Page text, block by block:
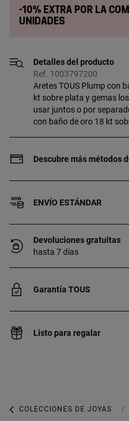
-10% extra por la
unidades
Detalles del producto
Ref. 1003797200
Aretes TOUS Plump con
kt sobre plata y gemas
usar juntos o por
con baño de oro 18 kt
labradorita de diámetro 6-
presión. Nota: Solo la
Descubre más métodos
ENVÍO ESTÁNDAR
Devoluciones gratuitas
hasta 7 días
Garantía TOUS
Listo para regalar
COLECCIONES DE JOYAS